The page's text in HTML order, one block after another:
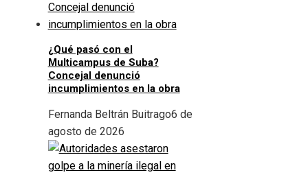
¿Qué pasó con el
Multicampus de Suba?
Concejal denunció
incumplimientos en la obra
Fernanda Beltrán Buitrago6 de
agosto de 2026